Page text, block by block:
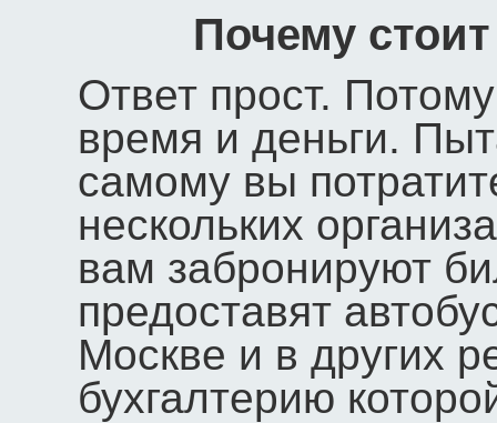
Почему
Ответ прост.
время и деньги.
самому вы
нескольких
вам забронируют
предоставят
Москве и в других
бухгалтерию